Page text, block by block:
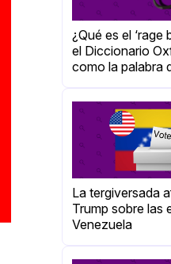
¿Qué es el ‘rage
el Diccionario
como la palabra
La tergiversada
Trump sobre las
Venezuela